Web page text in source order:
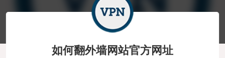
如何翻外墙网站官方网址